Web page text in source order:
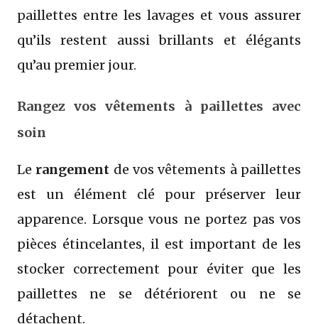
paillettes entre les lavages et vous assurer
qu’ils restent aussi brillants et élégants
qu’au premier jour.
Rangez vos vêtements à paillettes avec
soin
Le rangement de vos vêtements à paillettes
est un élément clé pour préserver leur
apparence. Lorsque vous ne portez pas vos
pièces étincelantes, il est important de les
stocker correctement pour éviter que les
paillettes ne se détériorent ou ne se
détachent.